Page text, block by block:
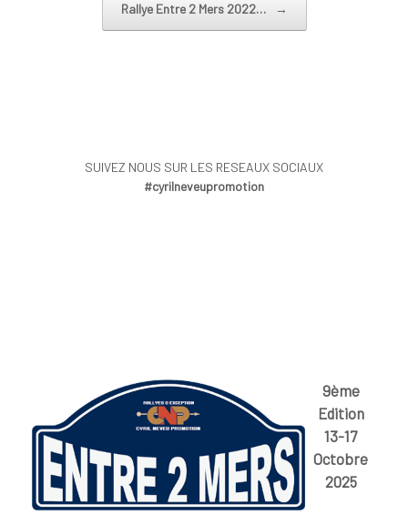
Rallye Entre 2 Mers 2022… →
SUIVEZ NOUS SUR LES RESEAUX SOCIAUX
#cyrilneveupromotion
9ème
Edition
13-17
Octobre
2025